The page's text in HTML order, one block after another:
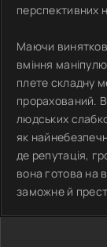
перспективних
Маючи
вміння
плете складну
прорахований.
людських
як
де репутація,
вона готова на
заможне й